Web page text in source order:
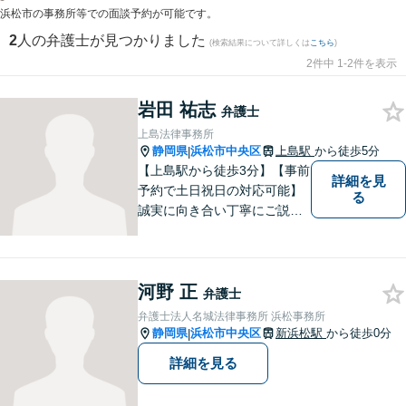
浜松市の事務所等での面談予約が可能です。
2 人の弁護士が見つかりました (検索結果について詳しくは こちら)
2件中 1-2件を表示
岩田 祐志 弁護士
上島法律事務所
静岡県|浜松市中央区 上島駅 から徒歩5分
【上島駅から徒歩3分】【事前
予約で土日祝日の対応可能】
誠実に向き合い丁寧にご説明
詳細を見
る
河野 正 弁護士
弁護士法人名城法律事務所 浜松事務所
静岡県|浜松市中央区 新浜松駅 から徒歩0分
詳細を見る